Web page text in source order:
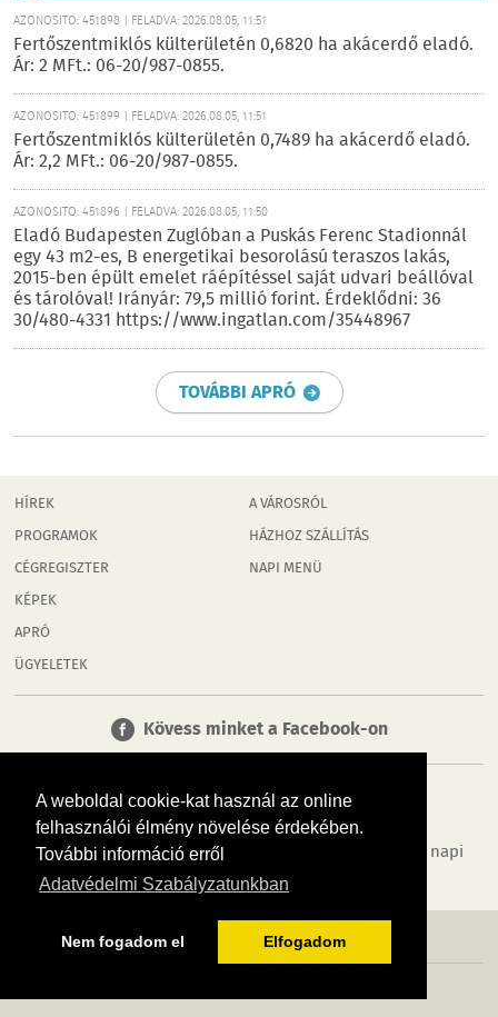
A weboldal cookie-kat használ az online
felhasználói élmény növelése érdekében.
További információ erről
Adatvédelmi Szabályzatunkban
Nem fogadom el Elfogadom
AZONOSÍTÓ: 451898 | FELADVA: 2026.08.05, 11:51
Fertőszentmiklós külterületén 0,6820 ha akácerdő eladó.
Ár: 2 MFt.: 06-20/987-0855.
AZONOSÍTÓ: 451899 | FELADVA: 2026.08.05, 11:51
Fertőszentmiklós külterületén 0,7489 ha akácerdő eladó.
Ár: 2,2 MFt.: 06-20/987-0855.
AZONOSÍTÓ: 451896 | FELADVA: 2026.08.05, 11:50
Eladó Budapesten Zuglóban a Puskás Ferenc Stadionnál
egy 43 m2-es, B energetikai besorolású teraszos lakás,
2015-ben épült emelet ráépítéssel saját udvari beállóval
és tárolóval! Irányár: 79,5 millió forint. Érdeklődni: 36
30/480-4331 https://www.ingatlan.com/35448967
TOVÁBBI APRÓ
HÍREK
PROGRAMOK
CÉGREGISZTER
KÉPEK
APRÓ
ÜGYELETEK
A VÁROSRÓL
HÁZHOZ SZÁLLÍTÁS
NAPI MENÜ
Kövess minket a Facebook-on
Tudj meg többet városodról! Hírek, programok, képek, napi
menü, cégek…. és minden, ami Rábaköz
MÉDIAAJÁNLÓ ADATVÉDELEM IMPRESSZUM RÓLUNK